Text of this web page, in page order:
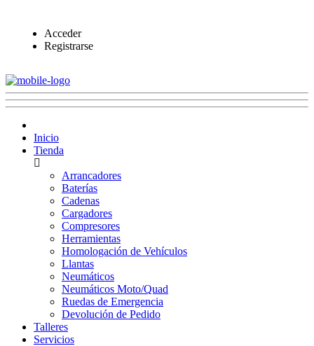
Acceder
Registrarse
Inicio
Tienda
Arrancadores
Baterías
Cadenas
Cargadores
Compresores
Herramientas
Homologación de Vehículos
Llantas
Neumáticos
Neumáticos Moto/Quad
Ruedas de Emergencia
Devolución de Pedido
Talleres
Servicios